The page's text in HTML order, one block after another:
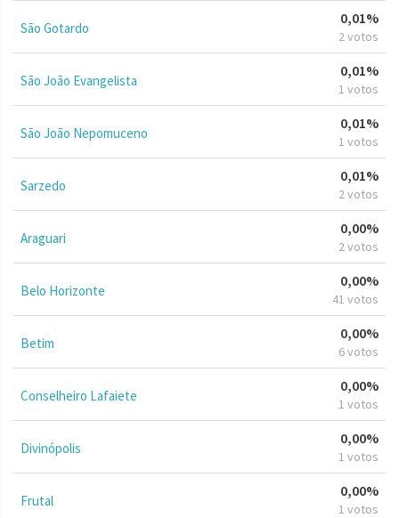
São Gotardo
0,01%
2 votos
São João Evangelista
0,01%
1 votos
São João Nepomuceno
0,01%
1 votos
Sarzedo
0,01%
2 votos
Araguari
0,00%
2 votos
Belo Horizonte
0,00%
41 votos
Betim
0,00%
6 votos
Conselheiro Lafaiete
0,00%
1 votos
Divinópolis
0,00%
1 votos
Frutal
0,00%
1 votos